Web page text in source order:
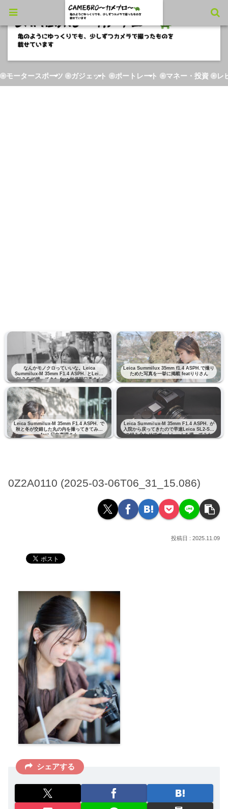
モータースポーツ ガジェット ポートレート マネー・投資 レ
なんかモノクロっていいな。Leica
Summilux-M 35mm F1.4 ASPH. とLeica
SL2-S で撮ってきた feat 如月明日香さん
Leica Summilux 35mm f1.4 ASPH.で撮り
ためた写真を一挙に掲載 featりりさん
Leica Summilux-M 35mm F1.4 ASPH. で
秋と冬が交錯した丸の内を撮ってきてみた
feat 日向恵理さん
Leica Summilux-M 35mm F1.4 ASPH. が
入院から戻ってきたので早速Leica SL2-Sと
の組み合わせでポートレートを撮ってみた
feat りりさん
0Z2A0110 (2025-03-06T06_31_15.086)
2025.11.09
シェアする